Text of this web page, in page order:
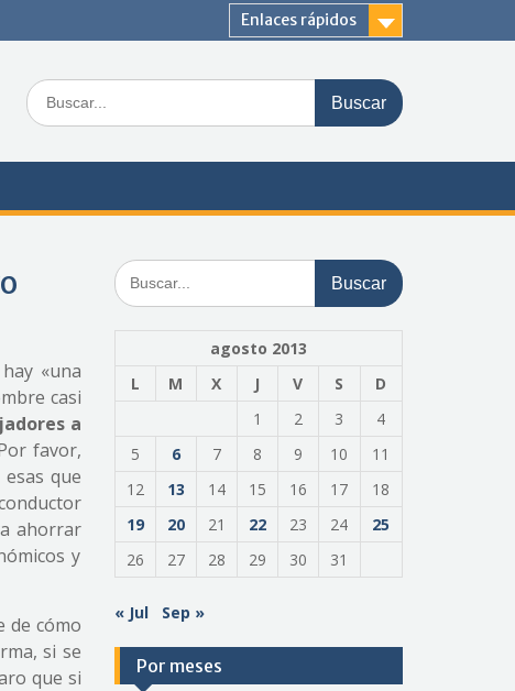
Enlaces rápidos
Buscar:
«una
casi
a
favor,
que
ahorrar
y
de cómo
si se
que si
Buscar:
agosto 2013
L
M X J V S
D
1
2 3
4
5
6 7 8 9 10
11
12
13 14 15 16 17
18
19
20 21 22 23 24
25
26
27 28 29 30 31
« Jul Sep »
Por meses